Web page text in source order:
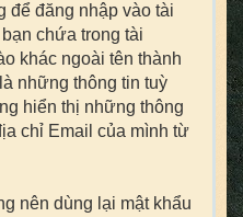
để đăng nhập vào tài
chứa trong tài
khác ngoài tên thành
những thông tin tuỳ
hiển thị những thông
chỉ Email của mình từ
nên dùng lại mật khẩu